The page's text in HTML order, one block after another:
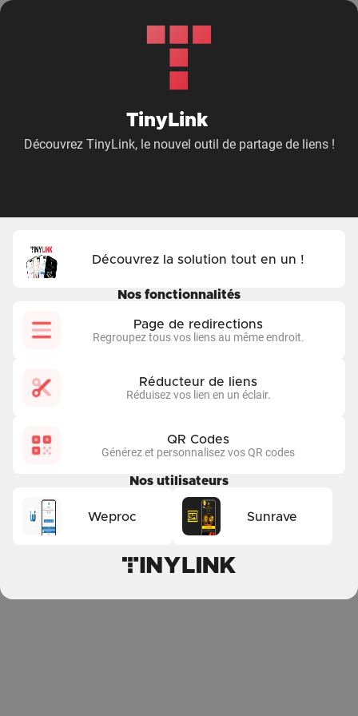
TinyLink
Découvrez TinyLink, le nouvel outil de partage de liens !
Découvrez la solution tout en un !
Nos fonctionnalités
Page de redirections
Regroupez tous vos liens au même endroit.
Réducteur de liens
Réduisez vos lien en un éclair.
QR Codes
Générez et personnalisez vos QR codes
Nos utilisateurs
Weproc Sunrave